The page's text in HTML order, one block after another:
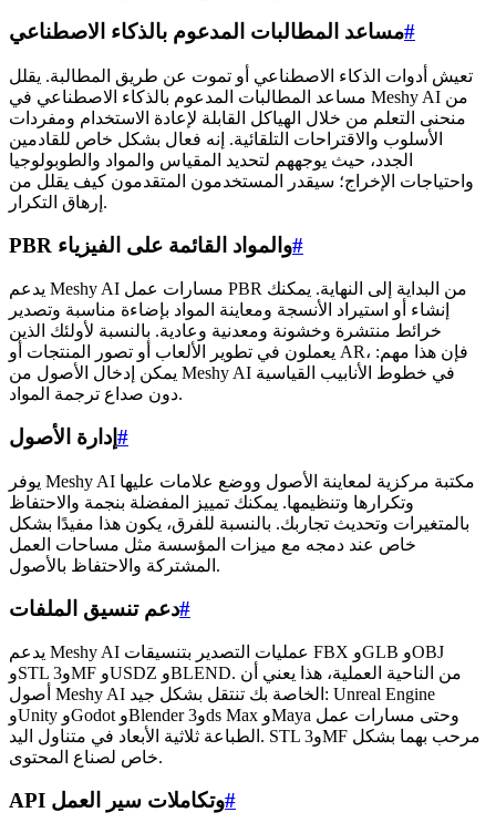
مساعد المطالبات المدعوم بالذكاء الاصطناعي#
تعيش أدوات الذكاء الاصطناعي أو تموت عن طريق المطالبة. يقلل
مساعد المطالبات المدعوم بالذكاء الاصطناعي في Meshy AI من
منحنى التعلم من خلال الهياكل القابلة لإعادة الاستخدام ومفردات
الأسلوب والاقتراحات التلقائية. إنه فعال بشكل خاص للقادمين
الجدد، حيث يوجههم لتحديد المقياس والمواد والطوبولوجيا
واحتياجات الإخراج؛ سيقدر المستخدمون المتقدمون كيف يقلل من
إرهاق التكرار.
PBR والمواد القائمة على الفيزياء#
يدعم Meshy AI مسارات عمل PBR من البداية إلى النهاية. يمكنك
إنشاء أو استيراد الأنسجة ومعاينة المواد بإضاءة مناسبة وتصدير
خرائط منتشرة وخشونة ومعدنية وعادية. بالنسبة لأولئك الذين
يعملون في تطوير الألعاب أو تصور المنتجات أو AR، فإن هذا مهم:
يمكن إدخال الأصول من Meshy AI في خطوط الأنابيب القياسية
دون صداع ترجمة المواد.
إدارة الأصول #
يوفر Meshy AI مكتبة مركزية لمعاينة الأصول ووضع علامات عليها
وتكرارها وتنظيمها. يمكنك تمييز المفضلة بنجمة والاحتفاظ
بالمتغيرات وتحديث تجاربك. بالنسبة للفرق، يكون هذا مفيدًا بشكل
خاص عند دمجه مع ميزات المؤسسة مثل مساحات العمل
المشتركة والاحتفاظ بالأصول.
دعم تنسيق الملفات#
يدعم Meshy AI عمليات التصدير بتنسيقات FBX وGLB وOBJ
وSTL و3MF وUSDZ وBLEND. من الناحية العملية، هذا يعني أن
أصول Meshy AI الخاصة بك تنتقل بشكل جيد: Unreal Engine
وUnity وGodot وBlender و3ds Max وMaya وحتى مسارات عمل
الطباعة ثلاثية الأبعاد في متناول اليد. STL و3MF مرحب بهما بشكل
خاص لصناع المحتوى.
API وتكاملات سير العمل#